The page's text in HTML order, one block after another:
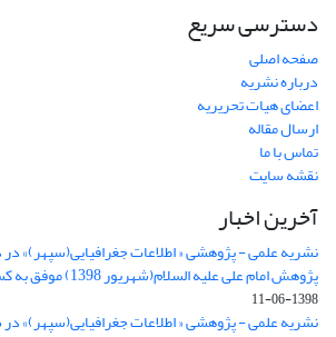
دسترسی سریع
صفحه اصلی
درباره نشریه
اعضای هیات تحریریه
ارسال مقاله
تماس با ما
نقشه سایت
آخرین اخبار
نشریه علمی - پژوهشی « اطلاعات جغرافیایی(سپهر)»
پژوهش امام علی علیه السلام(شهریور 1398) موفق به کسب رتبه اول گردید.
1398-06-11